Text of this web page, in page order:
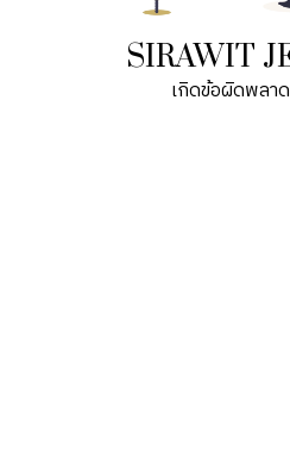
SIRAWIT
เกิดข้อผิดพลา